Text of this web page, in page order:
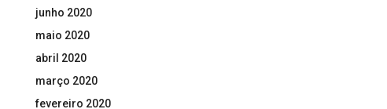
junho 2020
maio 2020
abril 2020
março 2020
fevereiro 2020